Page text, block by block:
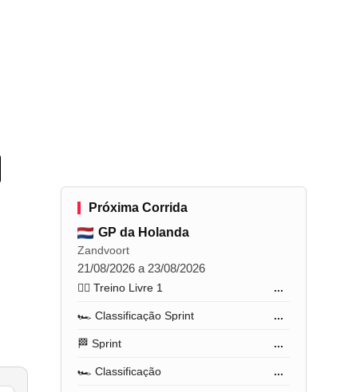
Próxima Corrida
GP da Holanda
Zandvoort
21/08/2026 a 23/08/2026
🏋️‍♂️ Treino Livre 1 ...
🏎️ Classificação Sprint ...
🏁 Sprint ...
🏎️ Classificação ...